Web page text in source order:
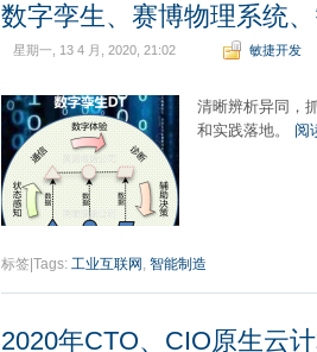
数字孪生、赛博物理系统
星期一, 13 4 月, 2020, 21:02 敏捷开发
清晰辨析异同，
和实践落地。 阅
标签|Tags: 工业互联网 , 智能制造
2020年CTO、CIO原生云